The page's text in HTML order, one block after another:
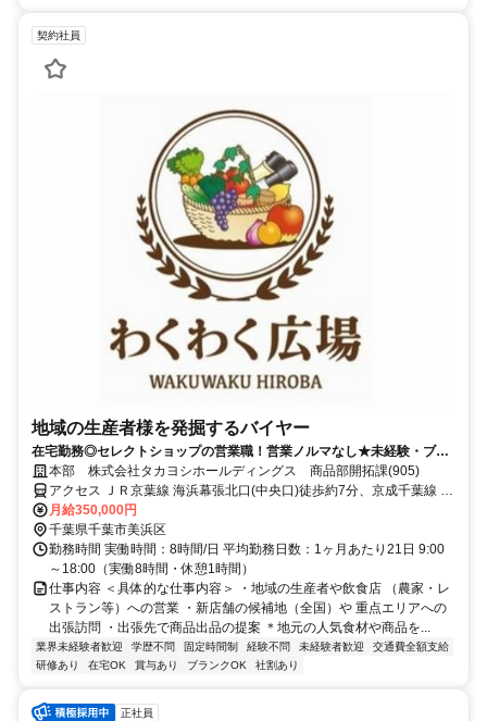
契約社員
地域の生産者様を発掘するバイヤー
在宅勤務◎セレクトショップの営業職！営業ノルマなし★未経験・ブラ
ンクOK♪/インセンティブ・賞与あり
本部 株式会社タカヨシホールディングス 商品部開拓課(905)
アクセス ＪＲ京葉線 海浜幕張北口(中央口)徒歩約7分、京成千葉線 京
成幕張徒歩約22分、ＪＲ総武本線 幕張南口徒歩約24分
月給350,000円
千葉県千葉市美浜区
勤務時間 実働時間：8時間/日 平均勤務日数：1ヶ月あたり21日 9:00
～18:00（実働8時間・休憩1時間）
仕事内容 ＜具体的な仕事内容＞ ・地域の生産者や飲食店 （農家・レ
ストラン等）への営業 ・新店舗の候補地（全国）や 重点エリアへの
出張訪問 ・出張先で商品出品の提案 ＊地元の人気食材や商品を...
業界未経験者歓迎 学歴不問 固定時間制 経験不問 未経験者歓迎
交通費全額支給
研修あり
在宅OK 賞与あり ブランクOK 社割あり
正社員